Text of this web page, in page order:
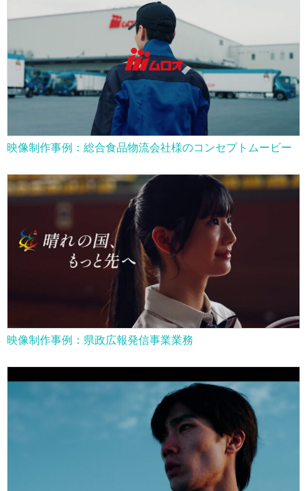
映像制作事例：総合食品物流会社様のコンセプトムービー
映像制作事例：県政広報発信事業業務